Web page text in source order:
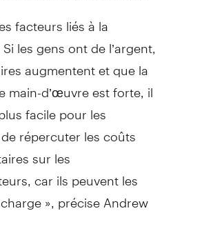
facteurs liés à la
les gens ont de l’argent,
augmentent et que la
main-d’œuvre est forte, il
facile pour les
répercuter les coûts
sur les
car ils peuvent les
», précise Andrew